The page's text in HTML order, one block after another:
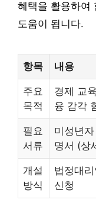
혜택을 활용하여
도움이 됩니다.
항목 내용
주요
목적
경제 교
융 감각
필요
서류
미성년
명서 (상
개설
방식
법정대
신청